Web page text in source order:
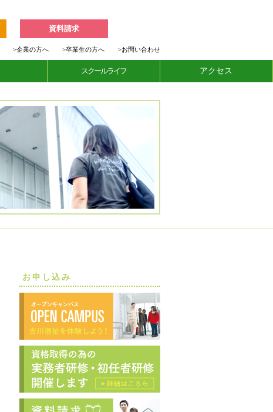
資料請求
>企業の方へ >卒業生の方へ >お問い合わせ
スクールライフ アクセス
お申し込み